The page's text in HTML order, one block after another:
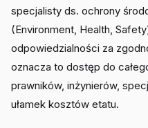
specjalisty ds. ochrony
(Environment, Health,
odpowiedzialności za
oznacza to dostęp do
prawników, inżynierów,
ułamek kosztów etatu.